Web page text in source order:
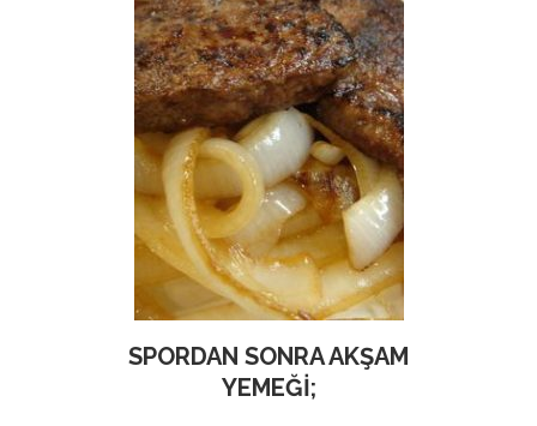
SPORDAN SONRA AKŞAM
YEMEĞİ;